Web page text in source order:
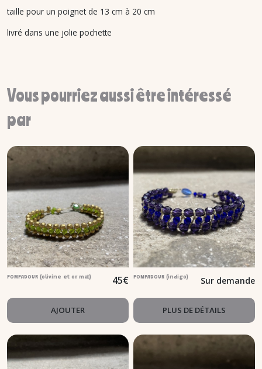
taille pour un poignet de 13 cm à 20 cm
livré dans une jolie pochette
Vous pourriez aussi être intéressé
par
POMPADOUR (olivine et or mat) 45€
AJOUTER
POMPADOUR (indigo) Sur demande
PLUS DE DÉTAILS